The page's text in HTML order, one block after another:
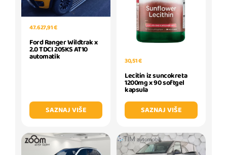
47.627,91 €
Ford Ranger Wildtrak x
2.0 TDCI 205KS AT10
automatik
SAZNAJ VIŠE
30,51 €
Lecitin iz suncokreta
1200mg x 90 softgel
kapsula
SAZNAJ VIŠE